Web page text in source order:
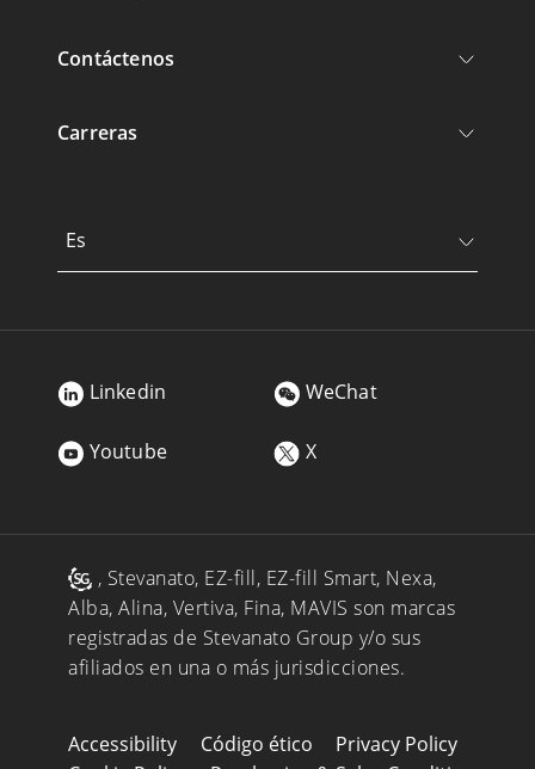
Contáctenos
Carreras
Es
Linkedin WeChat
Youtube X
, Stevanato, EZ-fill, EZ-fill Smart, Nexa,
Alba, Alina, Vertiva, Fina, MAVIS son marcas
registradas de Stevanato Group y/o sus
afiliados en una o más jurisdicciones.
Accessibility Código ético
Privacy Policy